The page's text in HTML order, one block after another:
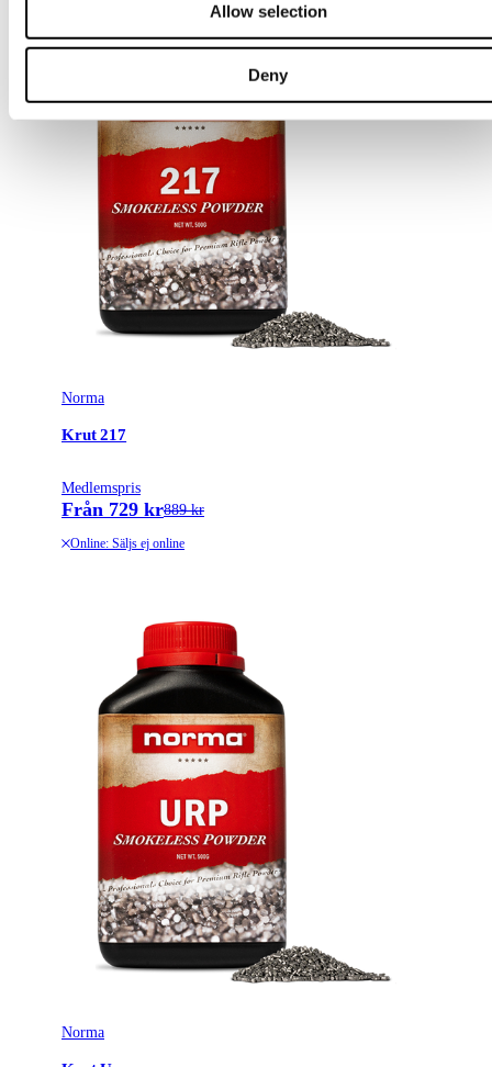
Allow selection
Deny
Norma
Krut 217
Medlemspris
Från 729 kr889 kr
Online: Säljs ej online
Norma